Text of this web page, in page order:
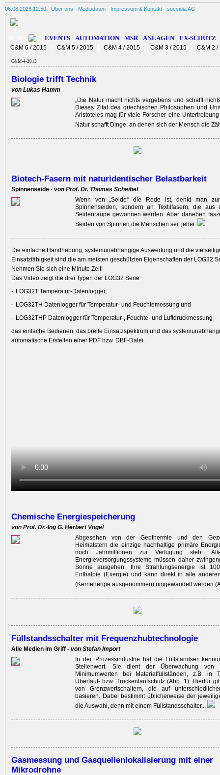
06.08.2026 12:50 - Über uns - Mediadaten - Impressum & Kontakt - succidia AG
EVENTS AUTOMATION MSR ANLAGEN EX-SCHUTZ
C&M 6 / 2015 C&M 5 / 2015 C&M 4 / 2015 C&M 3 / 2015 C&M 2 /
C&M-4-2013
Biologie trifft Technik
von Lukas Hamm
„Die Natur macht nichts vergebens und schafft
Dieses Zitat des griechischen Philosophen und
Aristoteles mag für viele Forscher eine
Natur schafft Dinge, an denen sich der Mensch die
Biotech-Fasern mit naturidentischer Belastbarkeit
Spinnenseide - von Prof. Dr. Thomas Scheibel
Wenn von „Seide“ die Rede ist, denkt man
Spinnenseiden, sondern an Textilfasern, die aus
Seidenraupe gewonnen werden. Aber daneben
Seiden von Spinnen die Menschen seit jeher.
Die einfache Handhabung, systemunabhängige Auswertung und die
Einsatzfähigkeit sind die am meisten geschützten Eigenschaften der LOG32
Nehmen Sie sich eine Minute Zeit!
Das Video zeigt die drei Typen der LOG32 Serie
LOG32T Temperatur-Datenlogger,
LOG32TH Datenlogger für Temperatur- und Feuchtemessung und
LOG32THP Datenlogger für Temperatur-, Feuchte- und Luftdruckmessung
das einfache Bedienen, das breite Einsatzspektrum und das
automatische Erstellen einer PDF bzw. DBF-Datei.
Chemische Energiespeicherung
von Prof. Dr.-Ing G. Herbert Vogel
Abgesehen von der Geothermie und den
Heimatstern die einzige nachhaltige primäre
noch Jahrmillionen zur Verfügung steht.
Energieversorgungssysteme müssen daher
Sonne ausgehen. Ihre Strahlungsenergie ist
Enthalpie (Exergie) und kann direkt in alle
(Kernenergie ausgenommen) umgewandelt werden
Füllstandsschalter mit Frequenzhubtechnologie
Alle Medien im Griff - von Stefan Import
In der Prozessindustrie hat die Füllstandser
Stellenwert. Sie dient der ­Über­wachung von
Minimumwerten bei Materialfüllständen, z.B. in
Überlauf- bzw. Trockenlaufschutz (Abb. 1). Hierfür
von Grenz­wertschaltern, die auf
basieren. Dabei bestimmt üblicherweise der
die Auswahl, denn mit einem Füllstandsschalter...
Gasmessung und Gasquellenlokalisierung mit einer
Mikrodrohne